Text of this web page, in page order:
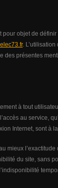
pour objet de définir
.
des présentes
à tout
au service,
Internet, sont à
mieux
du site, sans